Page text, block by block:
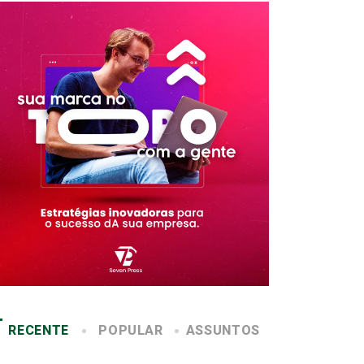
RECENTE POPULAR ASSUNTOS